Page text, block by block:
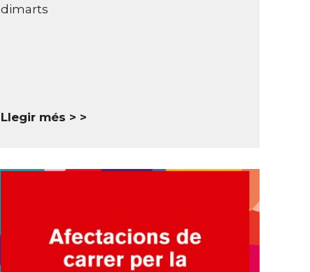
dimarts
Llegir més >